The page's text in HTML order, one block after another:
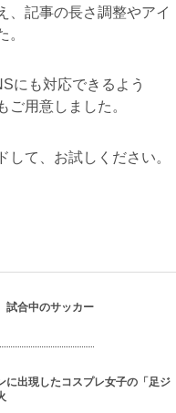
、記事の長さ調整やアイ
。
にも対応できるよう
ご用意しました。
て、お試しください。
試合中のサッカー
に出現したコスプレ女子の「足ジ